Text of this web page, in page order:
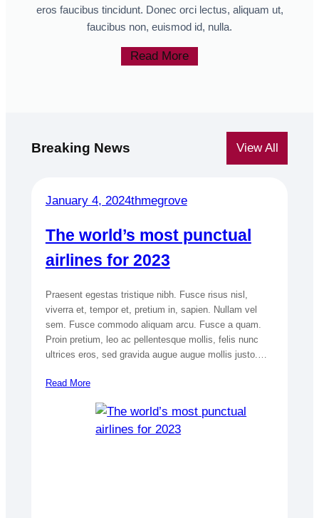
eros faucibus tincidunt. Donec orci lectus, aliquam ut,
faucibus non, euismod id, nulla.
Read More
Breaking News View All
January 4, 2024thmegrove
The world’s most punctual
airlines for 2023
Praesent egestas tristique nibh. Fusce risus nisl,
viverra et, tempor et, pretium in, sapien. Nullam vel
sem. Fusce commodo aliquam arcu. Fusce a quam.
Proin pretium, leo ac pellentesque mollis, felis nunc
ultrices eros, sed gravida augue augue mollis justo.…
Read More